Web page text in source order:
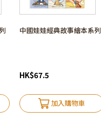
中國娃娃經典故事繪本系列
HK$67.5
加入購物車